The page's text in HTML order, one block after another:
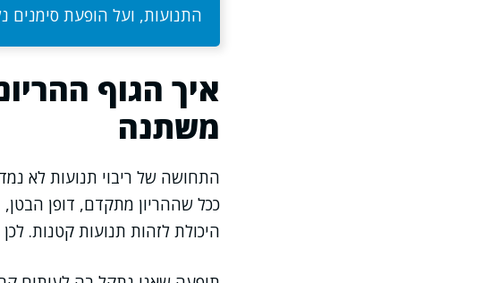
התנועות, ועל הופעת סימנים
איך הגוף
משתנה
התחושה של ריבוי תנועות לא
ככל שההריון מתקדם, דופן
היכולת לזהות תנועות קטנות.